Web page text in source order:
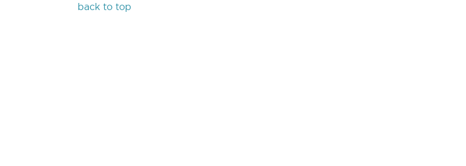
back to top